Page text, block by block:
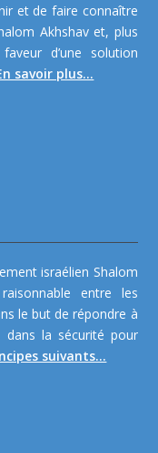
et de faire connaître
Akhshav et, plus
d’une solution
savoir plus...
israélien Shalom
entre les
le but de répondre à
dans la sécurité pour
suivants...